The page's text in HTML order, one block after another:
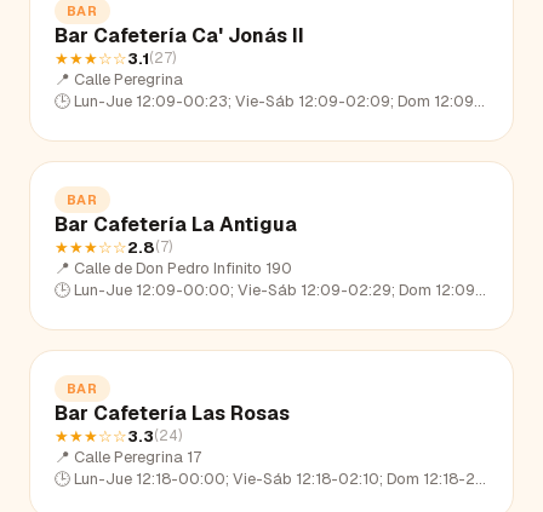
BAR
Bar Cafetería Ca' Jonás II
★★★☆☆3.1(27)
📍 Calle Peregrina
🕒 Lun-Jue 12:09-00:23; Vie-Sáb 12:09-02:09; Dom 12:09-22:38
BAR
Bar Cafetería La Antigua
★★★☆☆2.8(7)
📍 Calle de Don Pedro Infinito 190
🕒 Lun-Jue 12:09-00:00; Vie-Sáb 12:09-02:29; Dom 12:09-23:27
BAR
Bar Cafetería Las Rosas
★★★☆☆3.3(24)
📍 Calle Peregrina 17
🕒 Lun-Jue 12:18-00:00; Vie-Sáb 12:18-02:10; Dom 12:18-22:37